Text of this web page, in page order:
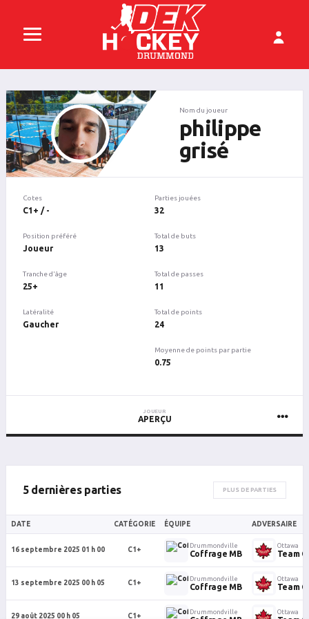
Nom du joueur
philippe
grisé
Cotes
C1+ / -
Position préféré
Joueur
Tranche d'âge
25+
Latéralité
Gaucher
Parties jouées
32
Total de buts
13
Total de passes
11
Total de points
24
Moyenne de points par partie
0.75
JOUEUR
APERÇU
5 dernières parties PLUS DE PARTIES
DATE CATÉGORIE ÉQUIPE ADVERSAIRE
16 septembre 2025 01 h 00 C1+
Drummondville
Coffrage MB
Ottawa
Team
13 septembre 2025 00 h 05 C1+
Drummondville
Coffrage MB
Ottawa
Team
29 août 2025 00 h 05 C1+
Drummondville Ottawa